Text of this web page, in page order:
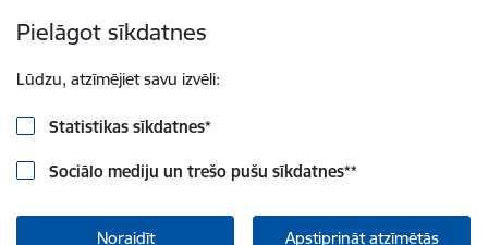
Pielāgot sīkdatnes
Lūdzu, atzīmējiet savu izvēli:
Statistikas sīkdatnes*
Sociālo mediju un trešo pušu sīkdatnes**
Noraidīt Apstiprināt atzīmētās